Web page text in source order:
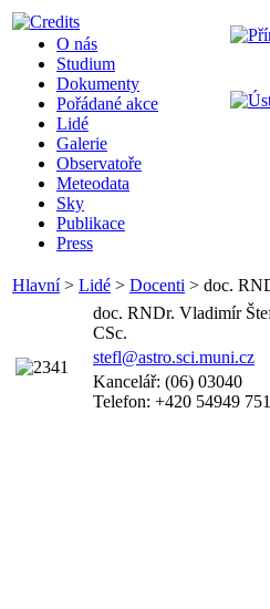
O nás
Studium
Dokumenty
Pořádané akce
Lidé
Galerie
Observatoře
Meteodata
Sky
Publikace
Press
Hlavní> Lidé > Docenti > doc.
doc. RNDr. Vladimír
CSc.
stefl@astro.sci.muni.cz
Kancelář: (06) 03040
Telefon: +420 54949